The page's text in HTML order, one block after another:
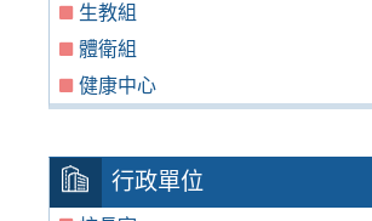
生教組
體衛組
健康中心
行政單位